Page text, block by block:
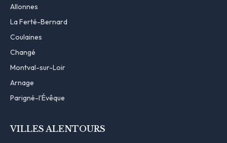
Allonnes
La Ferté-Bernard
Coulaines
Changé
Montval-sur-Loir
Arnage
Parigné-l'Évêque
VILLES ALENTOURS